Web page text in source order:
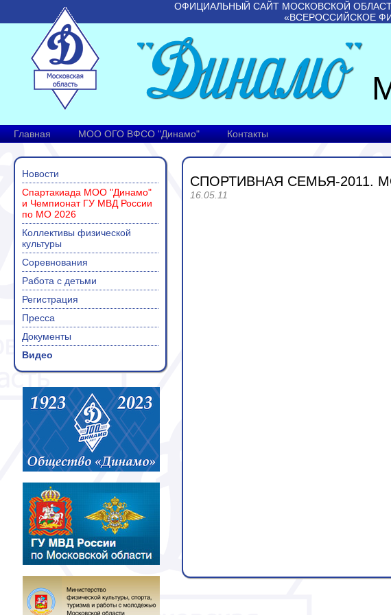
ОФИЦИАЛЬНЫЙ САЙТ МОСКОВСКОЙ
«ВСЕРОССИЙСКОЕ
Главная МОО ОГО ВФСО "Динамо" Контакты
Новости
Спартакиада МОО "Динамо"
и Чемпионат ГУ МВД России
по МО 2026
Коллективы физической
культуры
Соревнования
Работа с детьми
Регистрация
Пресса
Документы
Видео
СПОРТИВНАЯ СЕМЬЯ-2011.
16.05.11